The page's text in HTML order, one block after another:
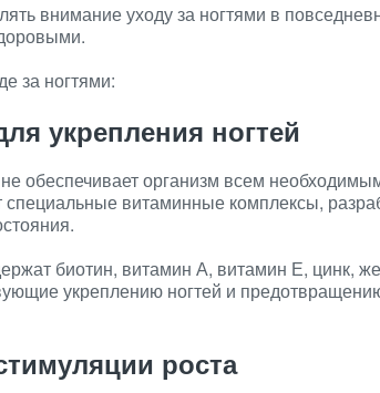
внимание уходу за ногтями в
за ногтями:
укрепления ногтей
обеспечивает организм всем
специальные витаминные комплексы,
биотин, витамин А, витамин Е, цинк,
укреплению ногтей и
роста